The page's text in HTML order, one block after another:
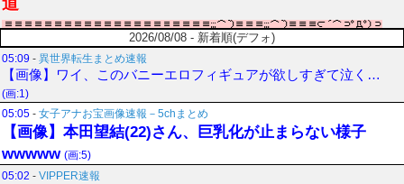
2026/08/08 - 新着順(デフォ)
05:09 - 異世界転生まとめ速報
【画像】ワイ、このバニーエロフィギュアが欲しすぎて泣く…
(画:1)
05:05 - 女子アナお宝画像速報－5chまとめ
【画像】本田望結(22)さん、巨乳化が止まらない様子
wwwww (画:5)
05:02 - VIPPER速報